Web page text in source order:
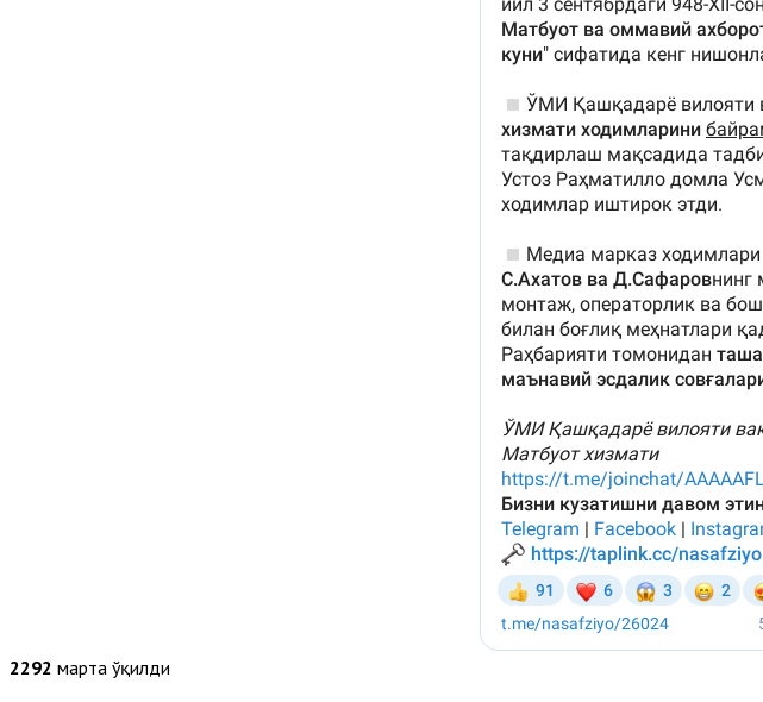
2292 марта ўқилди